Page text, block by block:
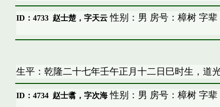
ID：4733 赵士楚，字天云性别：男 房号：樟树 字辈
生平：乾隆二十七年壬午正月十二日巳时生，道
ID：4734 赵士翥，字次海性别：男 房号：樟树 字辈